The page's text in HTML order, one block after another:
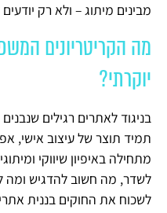
מבינים מיתוג – ולא רק
מה הקריטריונים
יוקרתי?
בניגוד לאתרים רגילים
תמיד תוצר של עיצוב אישי,
מתחילה באיפיון שיווקי
לשדר, מה חשוב להדגיש ומה